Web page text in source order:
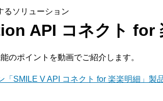
るソリューション
API コネクト for
のポイントを動画でご紹介します。
「SMILE V API コネクト for 楽楽明細」製